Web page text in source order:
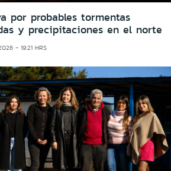
por probables tormentas
y precipitaciones en el norte
- 19:21 HRS